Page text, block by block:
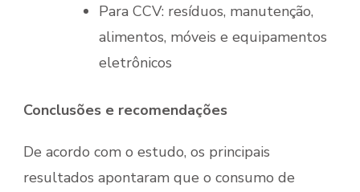
Para CCV: resíduos, manutenção,
alimentos, móveis e equipamentos
eletrônicos
Conclusões e recomendações
De acordo com o estudo, os principais
resultados apontaram que o consumo de